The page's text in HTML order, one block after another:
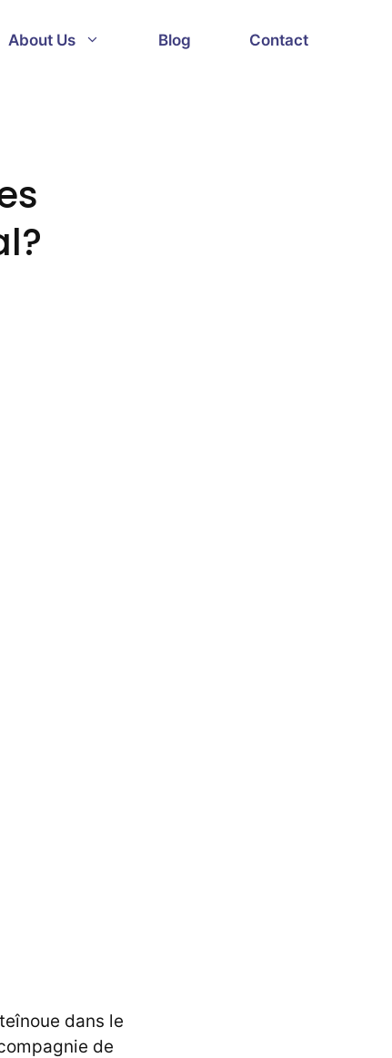
About Us Blog Contact
dans le
de